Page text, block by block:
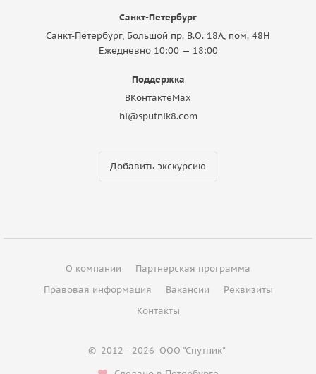
Санкт-Петербург
Санкт-Петербург, Большой пр. В.О. 18A, пом. 48Н
Ежедневно 10:00 — 18:00
Поддержка
ВКонтактеMax
hi@sputnik8.com
Добавить экскурсию
О компании
Партнерская программа
Правовая информация
Вакансии
Реквизиты
Контакты
© 2012 - 2026 ООО "Спутник"